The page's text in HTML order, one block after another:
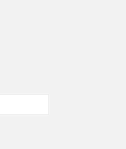
25 octobre 2022
avait lieu